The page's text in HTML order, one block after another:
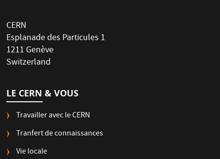
CERN
Esplanade des Particules 1
1211 Genève
Switzerland
LE CERN & VOUS
Travailler avec le CERN
Tranfert de connaissances
Vie locale